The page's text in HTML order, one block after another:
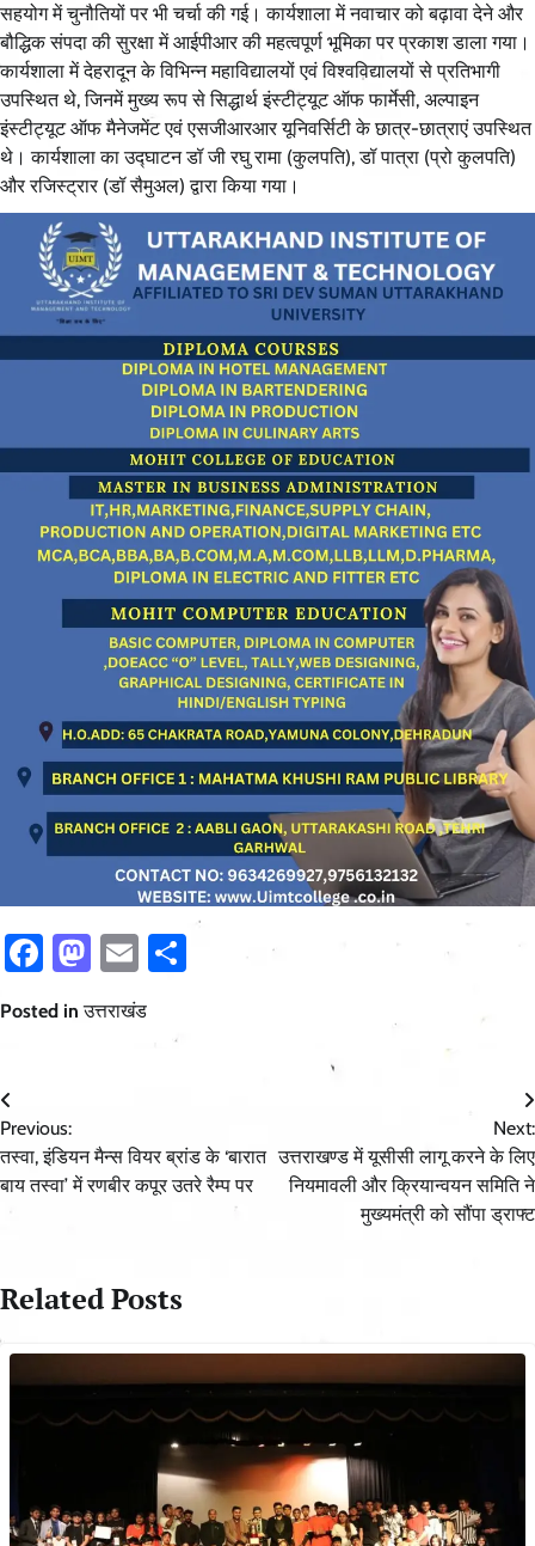
सहयोग में चुनौतियों पर भी चर्चा की गई। कार्यशाला में नवाचार को बढ़ावा देने और
बौद्धिक संपदा की सुरक्षा में आईपीआर की महत्वपूर्ण भूमिका पर प्रकाश डाला गया।
कार्यशाला में देहरादून के विभिन्न महाविद्यालयों एवं विश्वविद्यालयों से प्रतिभागी
उपस्थित थे, जिनमें मुख्य रूप से सिद्धार्थ इंस्टीट्यूट ऑफ फार्मेसी, अल्पाइन
इंस्टीट्यूट ऑफ मैनेजमेंट एवं एसजीआरआर यूनिवर्सिटी के छात्र-छात्राएं उपस्थित
थे। कार्यशाला का उद्घाटन डॉ जी रघु रामा (कुलपति), डॉ पात्रा (प्रो कुलपति)
और रजिस्ट्रार (डॉ सैमुअल) द्वारा किया गया।
Facebook
Mastodon
EmailShare
Posted inउत्तराखंड
Post
navigation
Previous:
तस्वा, इंडियन मैन्स वियर ब्रांड के ‘बारात
बाय तस्वा’ में रणबीर कपूर उतरे रैम्प पर
Next:
उत्तराखण्ड में यूसीसी लागू करने के लिए
नियमावली और क्रियान्वयन समिति ने
मुख्यमंत्री को सौंपा ड्राफ्ट
Related Posts